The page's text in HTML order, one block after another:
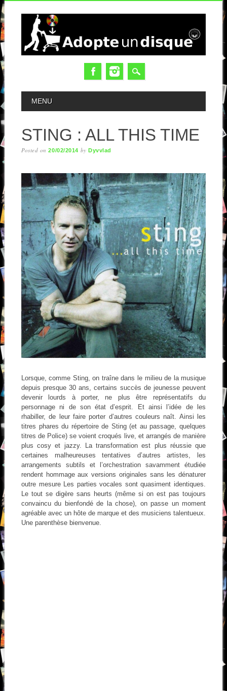
MAIN MENU
MENU
STING : ALL THIS TIME
Posted on20/02/2014 byDyvvlad
Lorsque, comme Sting, on traîne dans le milieu de la musique
depuis presque 30 ans, certains succès de jeunesse peuvent
devenir lourds à porter, ne plus être représentatifs du
personnage ni de son état d’esprit. Et ainsi l’idée de les
rhabiller, de leur faire porter d’autres couleurs naît. Ainsi les
titres phares du répertoire de Sting (et au passage, quelques
titres de Police) se voient croqués live, et arrangés de manière
plus cosy et jazzy. La transformation est plus réussie que
certaines malheureuses tentatives d’autres artistes, les
arrangements subtils et l’orchestration savamment étudiée
rendent hommage aux versions originales sans les dénaturer
outre mesure Les parties vocales sont quasiment identiques.
Le tout se digère sans heurts (même si on est pas toujours
convaincu du bienfondé de la chose), on passe un moment
agréable avec un hôte de marque et des musiciens talentueux.
Une parenthèse bienvenue.